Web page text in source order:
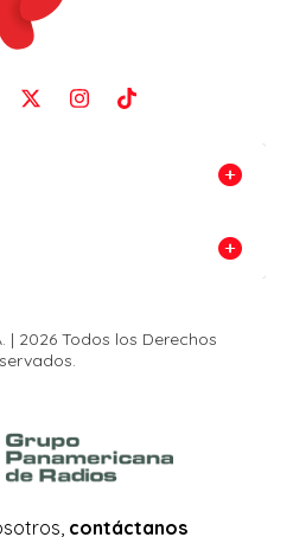
| 2026 Todos los Derechos
contáctanos